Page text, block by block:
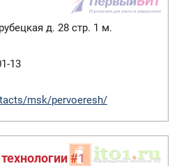
д. 28 стр. 1 м.
13
msk/pervoeresh/
#1